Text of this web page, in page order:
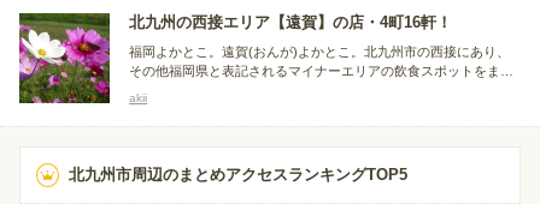
北九州の西接エリア【遠賀】の店・4町16軒！
福岡よかとこ。遠賀(おんが)よかとこ。北九州市の西接にあり、
その他福岡県と表記されるマイナーエリアの飲食スポットをまと
akii
北九州市周辺のまとめアクセスランキングTOP5